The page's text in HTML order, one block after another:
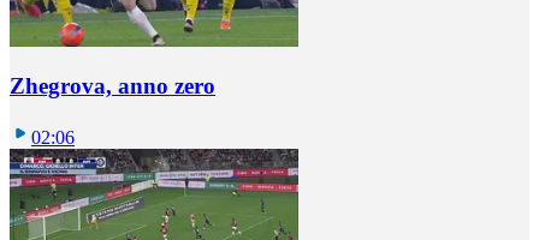
Zhegrova, anno zero
02:06